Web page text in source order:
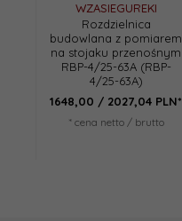
WZASIEGUREKI
Rozdzielnica
budowlana z pomiarem
na stojaku przenośnym
RBP-4/25-63A (RBP-
4/25-63A)
1648,00 / 2027,04 PLN*
* cena netto / brutto